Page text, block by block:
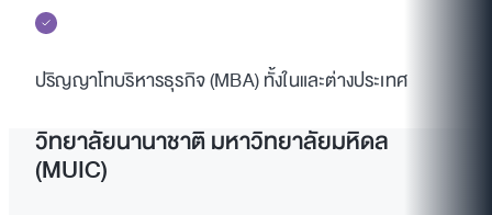
ปริญญาโทบริหารธุรกิจ (MBA) ทั้งในและต่างประเทศ
วิทยาลัยนานาชาติ มหาวิทยาลัยมหิดล
(MUIC)